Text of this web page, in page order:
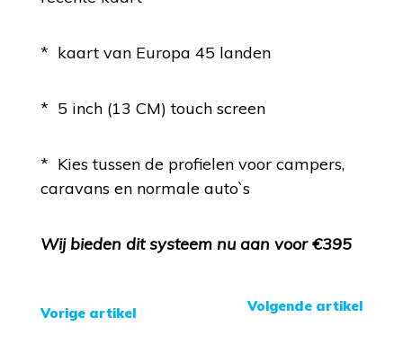
* kaart van Europa 45 landen
* 5 inch (13 CM) touch screen
* Kies tussen de profielen voor campers,
caravans en normale auto`s
Wij bieden dit systeem nu aan voor €395
Vorige artikel Volgende artikel